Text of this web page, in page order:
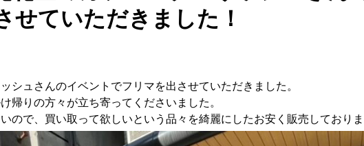
せていただきました！
シュさんのイベントでフリマを出させていただきました。
帰りの方々が立ち寄ってくださいました。
ので、 買い取って欲しいという品々を綺麗にしたお安く販売しており